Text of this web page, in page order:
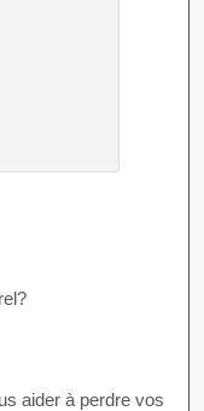
aider à perdre vos